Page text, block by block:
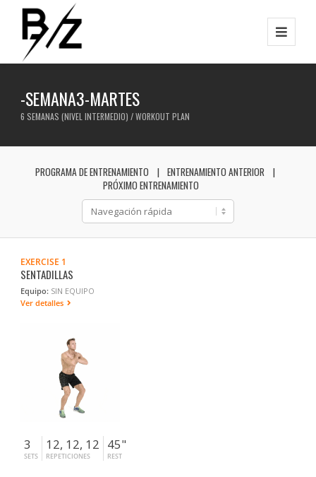
-SEMANA3-MARTES
6 SEMANAS (NIVEL INTERMEDIO) / WORKOUT PLAN
PROGRAMA DE ENTRENAMIENTO
ENTRENAMIENTO ANTERIOR
PRÓXIMO ENTRENAMIENTO
EXERCISE 1
SENTADILLAS
Equipo: SIN EQUIPO
Ver detalles
3
SETS
12, 12, 12
REPETICIONES
45"
REST